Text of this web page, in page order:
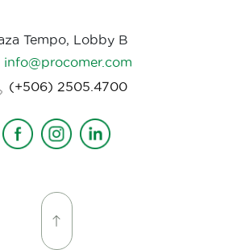
Tempo, Lobby B
info@procomer.com
(+506) 2505.4700